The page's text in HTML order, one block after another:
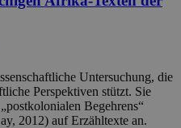
Untersuchung, die
Perspektiven stützt. Sie
Begehrens“
2012) auf Erzähltexte an.